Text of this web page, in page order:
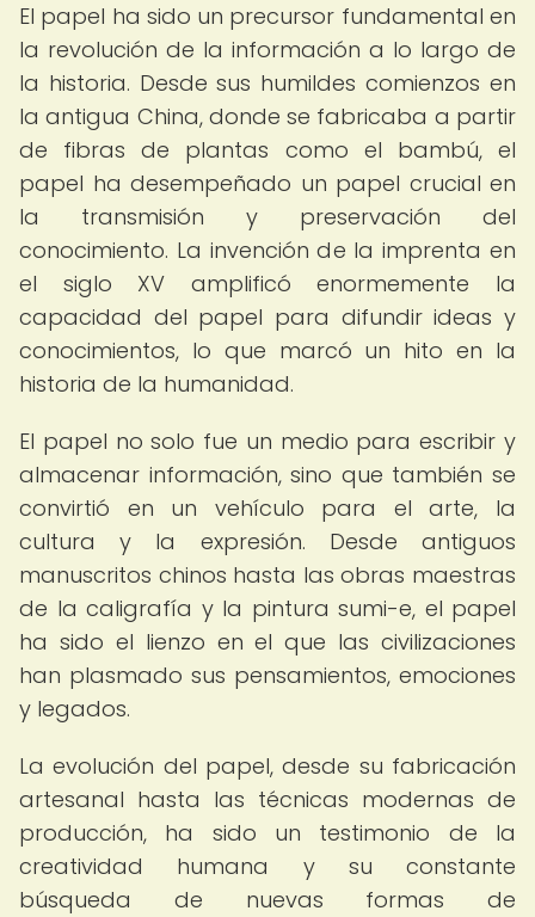
El papel ha sido un precursor fundamental en
la revolución de la información a lo largo de
la historia. Desde sus humildes comienzos en
la antigua China, donde se fabricaba a partir
de fibras de plantas como el bambú, el
papel ha desempeñado un papel crucial en
la transmisión y preservación del
conocimiento. La invención de la imprenta en
el siglo XV amplificó enormemente la
capacidad del papel para difundir ideas y
conocimientos, lo que marcó un hito en la
historia de la humanidad.
El papel no solo fue un medio para escribir y
almacenar información, sino que también se
convirtió en un vehículo para el arte, la
cultura y la expresión. Desde antiguos
manuscritos chinos hasta las obras maestras
de la caligrafía y la pintura sumi-e, el papel
ha sido el lienzo en el que las civilizaciones
han plasmado sus pensamientos, emociones
y legados.
La evolución del papel, desde su fabricación
artesanal hasta las técnicas modernas de
producción, ha sido un testimonio de la
creatividad humana y su constante
búsqueda de nuevas formas de